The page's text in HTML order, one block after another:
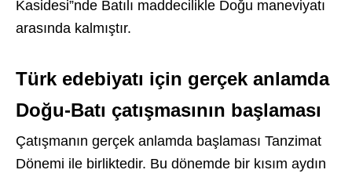
Kasidesi”nde Batılı maddecilikle Doğu maneviyatı
arasında kalmıştır.
Türk edebiyatı için gerçek anlamda
Doğu-Batı çatışmasının başlaması
Çatışmanın gerçek anlamda başlaması Tanzimat
Dönemi ile birliktedir. Bu dönemde bir kısım aydın